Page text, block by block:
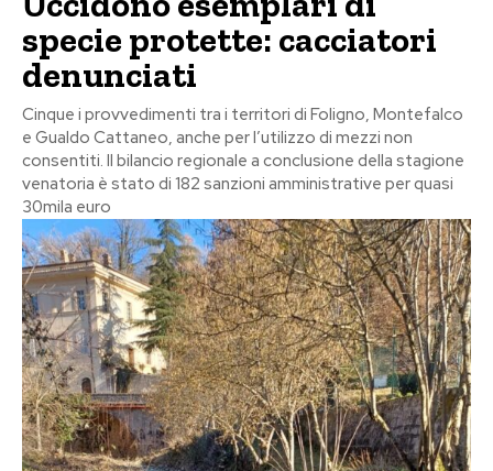
specie protette: cacciatori
denunciati
Cinque i provvedimenti tra i territori di Foligno, Montefalco
e Gualdo Cattaneo, anche per l’utilizzo di mezzi non
consentiti. Il bilancio regionale a conclusione della stagione
venatoria è stato di 182 sanzioni amministrative per quasi
30mila euro